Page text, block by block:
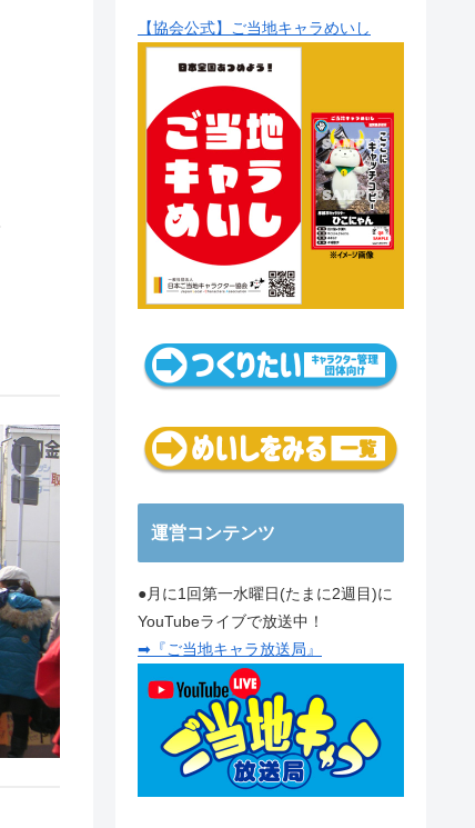
【協会公式】ご当地キャラめいし
運営コンテンツ
●月に1回第一水曜日(たまに2週目)に
YouTubeライブで放送中！
➡『ご当地キャラ放送局』